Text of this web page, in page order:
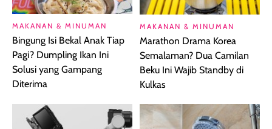
MAKANAN & MINUMAN
Bingung Isi Bekal Anak Tiap
Pagi? Dumpling Ikan Ini
Solusi yang Gampang
Diterima
MAKANAN & MINUMAN
Marathon Drama Korea
Semalaman? Dua Camilan
Beku Ini Wajib Standby di
Kulkas